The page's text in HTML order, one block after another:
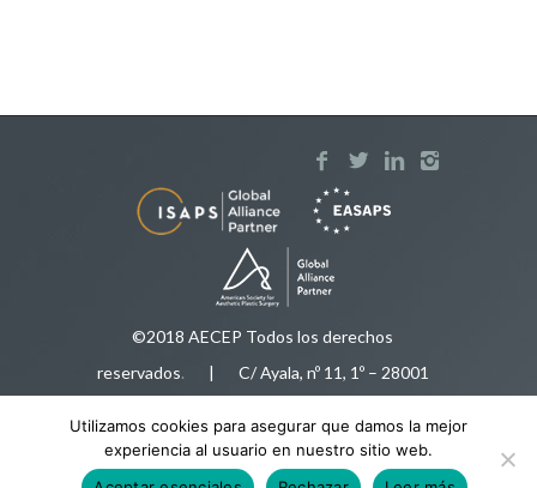
©2018 AECEP Todos los derechos
reservados. | C/ Ayala, nº 11, 1º – 28001
Tfnos:91 575 50 35/ 616 92 78 34|
aecep@aecep.es
Utilizamos cookies para asegurar que damos la mejor
experiencia al usuario en nuestro sitio web.